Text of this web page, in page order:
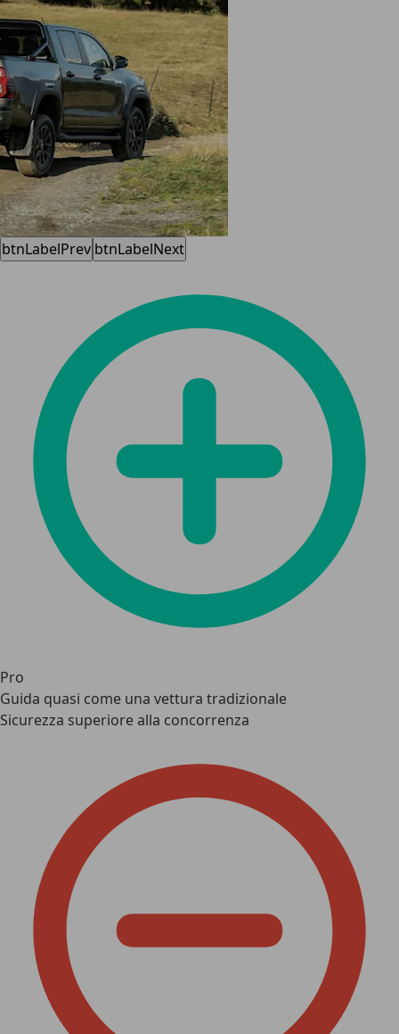
btnLabelPrev btnLabelNext
Pro
Guida quasi come una vettura tradizionale
Sicurezza superiore alla concorrenza